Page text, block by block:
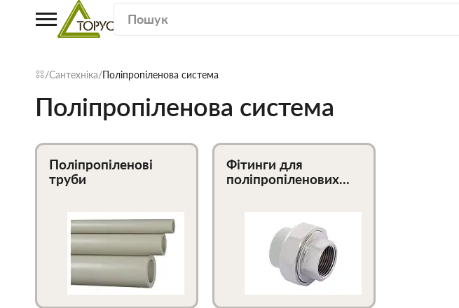
Сантехніка Поліпропіленова система
Поліпропіленова система
Поліпропіленові
труби
Фітинги для
поліпропіленових